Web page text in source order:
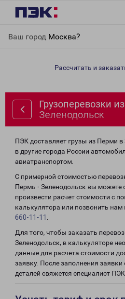
Ваш город Москва?
Зеленодольск
Рассчитать и
Грузоперевозки
Зеленодольск
ПЭК доставляет грузы из Перми
в другие города России
авиатранспортом.
С примерной стоимостью
Пермь - Зеленодольск вы можете
произвести расчет стоимости с
калькулятора или позвонить нам
660-11-11
Для того, чтобы заказать
Зеленодольск, в калькуляторе
данные для расчета стоимости
заявку. После заполнения
деталей свяжется специалист ПЭК.